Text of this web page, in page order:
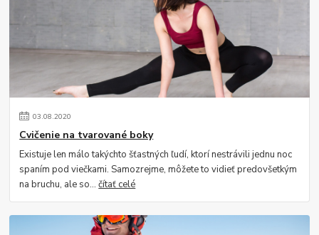
03.08.2020
Cvičenie na tvarované boky
Existuje len málo takýchto šťastných ľudí, ktorí nestrávili jednu noc
spaním pod viečkami. Samozrejme, môžete to vidieť predovšetkým
na bruchu, ale so...čítať celé